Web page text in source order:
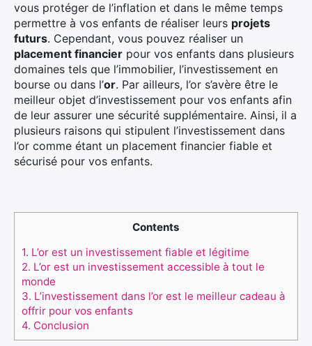
vous protéger de l’inflation et dans le même temps
permettre à vos enfants de réaliser leurs projets
futurs. Cependant, vous pouvez réaliser un
placement financier pour vos enfants dans plusieurs
domaines tels que l’immobilier, l’investissement en
bourse ou dans l’or. Par ailleurs, l’or s’avère être le
meilleur objet d’investissement pour vos enfants afin
de leur assurer une sécurité supplémentaire. Ainsi, il a
plusieurs raisons qui stipulent l’investissement dans
l’or comme étant un placement financier fiable et
sécurisé pour vos enfants.
Contents
1. L’or est un investissement fiable et légitime
2. L’or est un investissement accessible à tout le
monde
3. L’investissement dans l’or est le meilleur cadeau à
offrir pour vos enfants
4. Conclusion